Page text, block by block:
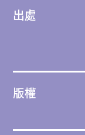
出處
版權